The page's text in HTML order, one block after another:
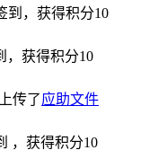
到，获得积分10
，获得积分10
上传了应助文件
，获得积分10